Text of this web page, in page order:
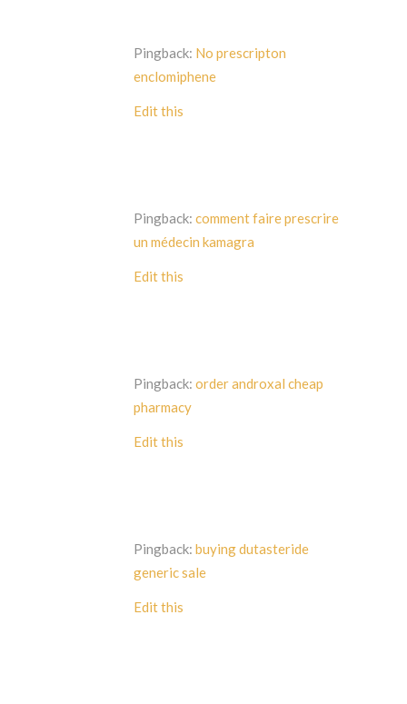
Pingback: No prescripton
enclomiphene
Edit this
Pingback: comment faire prescrire
un médecin kamagra
Edit this
Pingback: order androxal cheap
pharmacy
Edit this
Pingback: buying dutasteride
generic sale
Edit this